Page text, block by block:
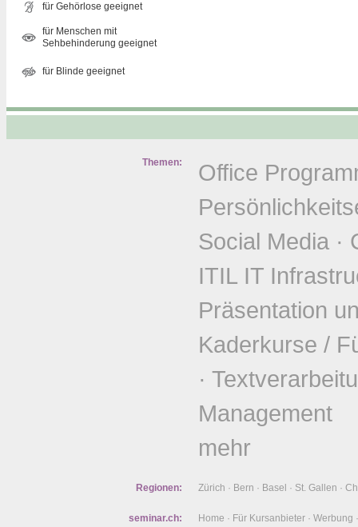
für Gehörlose geeignet
für Menschen mit
Sehbehinderung geeignet
für Blinde geeignet
Themen:
Office
Social Media ·
ITIL IT
Präsentation
Kaderkurse /
·
Management
mehr
Regionen: Zürich · Bern · Basel · St. Gallen ·
seminar.ch: Home · Für Kursanbieter · Werbung